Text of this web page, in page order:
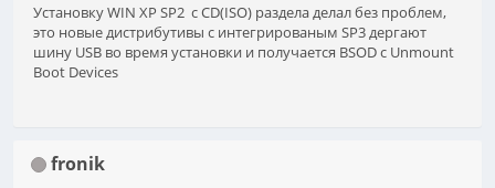
Установку WIN XP SP2 с CD(ISO) раздела делал без проблем,
это новые дистрибутивы с интегрированым SP3 дергают
шину USB во время установки и получается BSOD с Unmount
Boot Devices
fronik